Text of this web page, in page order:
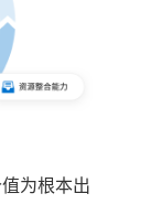
为根本出